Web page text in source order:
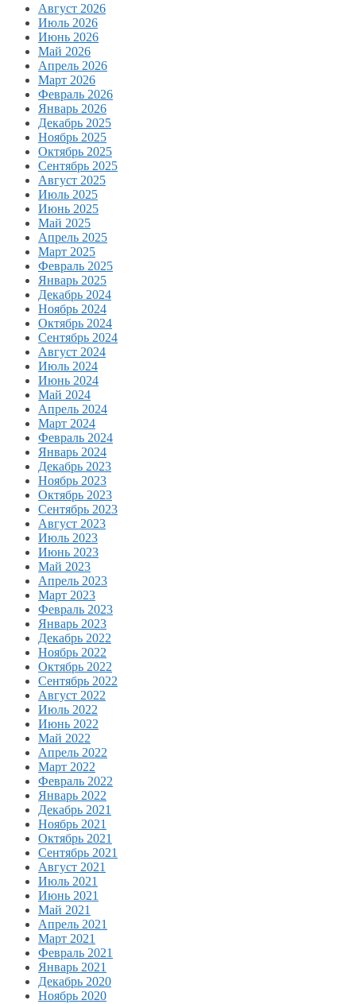
Август 2026
Июль 2026
Июнь 2026
Май 2026
Апрель 2026
Март 2026
Февраль 2026
Январь 2026
Декабрь 2025
Ноябрь 2025
Октябрь 2025
Сентябрь 2025
Август 2025
Июль 2025
Июнь 2025
Май 2025
Апрель 2025
Март 2025
Февраль 2025
Январь 2025
Декабрь 2024
Ноябрь 2024
Октябрь 2024
Сентябрь 2024
Август 2024
Июль 2024
Июнь 2024
Май 2024
Апрель 2024
Март 2024
Февраль 2024
Январь 2024
Декабрь 2023
Ноябрь 2023
Октябрь 2023
Сентябрь 2023
Август 2023
Июль 2023
Июнь 2023
Май 2023
Апрель 2023
Март 2023
Февраль 2023
Январь 2023
Декабрь 2022
Ноябрь 2022
Октябрь 2022
Сентябрь 2022
Август 2022
Июль 2022
Июнь 2022
Май 2022
Апрель 2022
Март 2022
Февраль 2022
Январь 2022
Декабрь 2021
Ноябрь 2021
Октябрь 2021
Сентябрь 2021
Август 2021
Июль 2021
Июнь 2021
Май 2021
Апрель 2021
Март 2021
Февраль 2021
Январь 2021
Декабрь 2020
Ноябрь 2020